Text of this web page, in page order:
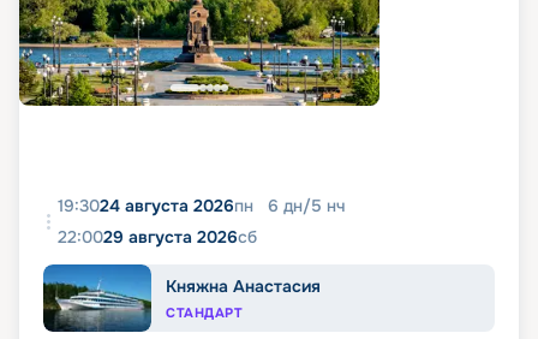
19:3024 августа 2026пн 6 дн/5 нч
22:0029 августа 2026сб
Княжна Анастасия
СТАНДАРТ